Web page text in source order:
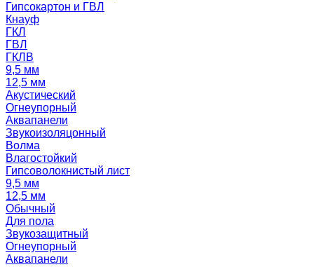
Гипсокартон и ГВЛ
Кнауф
ГКЛ
ГВЛ
ГКЛВ
9,5 мм
12,5 мм
Акустический
Огнеупорный
Аквапанели
Звукоизоляцонный
Волма
Влагостойкий
Гипсоволокнистый лист
9,5 мм
12,5 мм
Обычный
Для пола
Звукозащитный
Огнеупорный
Аквапанели